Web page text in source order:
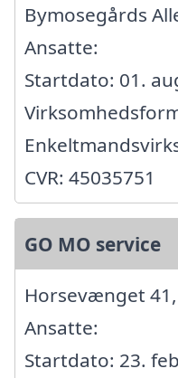
Bymosegårds
Ansatte:
Startdato: 01.
CVR: 45035751
GO MO service
Horsevænget
Ansatte:
Startdato: 23.